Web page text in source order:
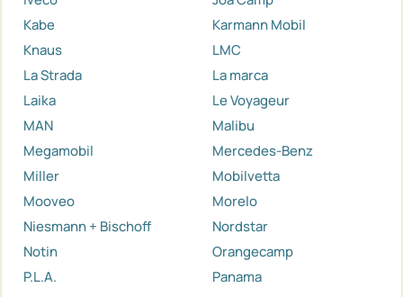
Kabe
Karmann Mobil
Knaus
LMC
La Strada
La marca
Laika
Le Voyageur
MAN
Malibu
Megamobil
Mercedes-Benz
Miller
Mobilvetta
Mooveo
Morelo
Niesmann + Bischoff
Nordstar
Notin
Orangecamp
P.L.A.
Panama